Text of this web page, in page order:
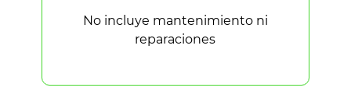
No incluye mantenimiento ni
reparaciones